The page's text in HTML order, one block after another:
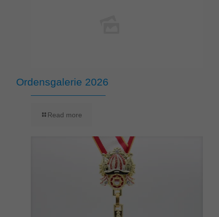
Ordensgalerie 2026
Read more